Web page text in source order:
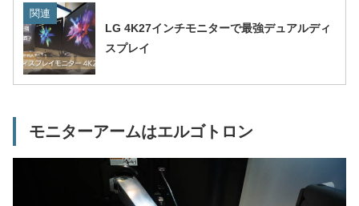
関連
LG 4K27インチモニターで最強デュアルディ
スプレイ
モニターアームはエルゴトロン